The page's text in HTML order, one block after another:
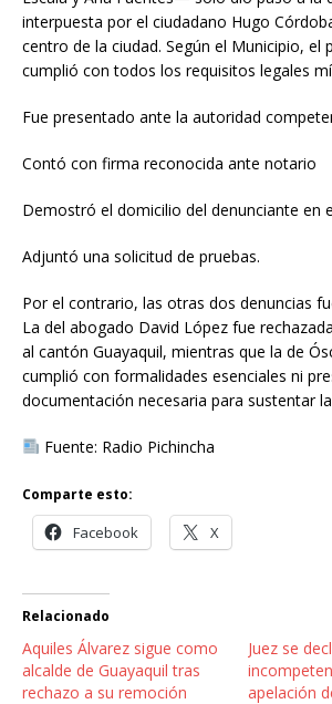
interpuesta por el ciudadano Hugo
centro de la ciudad. Según el Municipio, el
cumplió con todos los requisitos legales
Fue presentado ante la autoridad
Contó con firma reconocida ante notario
Demostró el domicilio del denunciante en
Adjuntó una solicitud de pruebas.
Por el contrario, las otras dos denuncias
La del abogado David López fue
al cantón Guayaquil, mientras que la de
cumplió con formalidades esenciales ni
documentación necesaria para sustentar
Fuente: Radio Pichincha
Comparte esto:
Facebook X
Relacionado
Aquiles Álvarez sigue como
alcalde de Guayaquil tras
rechazo a su remoción
Juez se
apelación